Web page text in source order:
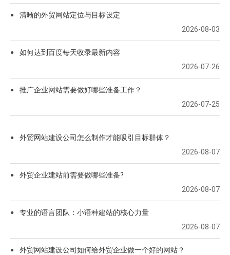
●
清晰的外贸网站定位与目标设定
2026-08-03
●
如何达到百度每天收录最新内容
2026-07-26
●
推广企业网站需要做好哪些准备工作？
2026-07-25
●
外贸网站建设公司怎么制作才能吸引目标群体？
2026-08-07
●
外贸企业建站前需要做哪些准备?
2026-08-07
●
专业的语言团队：小语种建站的核心力量
2026-08-07
●
外贸网站建设公司如何给外贸企业做一个好的网站？